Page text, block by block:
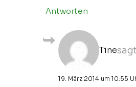
Antworten
Tine
19. März 2014 um 10:55